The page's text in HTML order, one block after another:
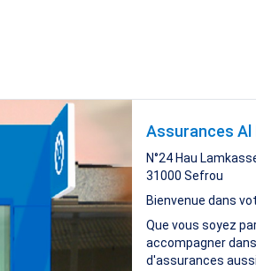
Assurances Al
N°24 Hau
31000 Sefrou
Bienvenue dans
Que vous soyez
accompagner
d'assurances